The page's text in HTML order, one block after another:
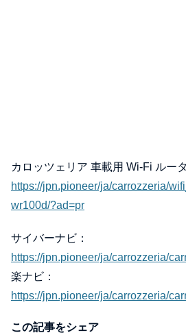
カロッツェリア 車載用 Wi-Fi ルー
https://jpn.pioneer/ja/carrozzeria/
wr100d/?ad=pr
サイバーナビ：
https://jpn.pioneer/ja/carrozzeria/
楽ナビ：
https://jpn.pioneer/ja/carrozzeria/
この記事をシェア